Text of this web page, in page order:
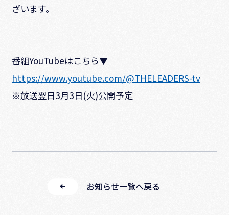
ざいます。
番組YouTubeはこちら▼
https://www.youtube.com/@THELEADERS-tv
※放送翌日3月3日(火)公開予定
お知らせ一覧へ戻る